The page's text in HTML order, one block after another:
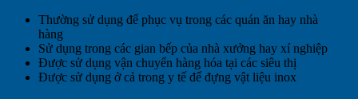
Thường sử dụng để phục vụ trong các quán ăn hay nhà
hàng
Sử dụng trong các gian bếp của nhà xưởng hay xí nghiệp
Được sử dụng vận chuyển hàng hóa tại các siêu thị
Được sử dụng ở cả trong y tế để đựng vật liệu inox